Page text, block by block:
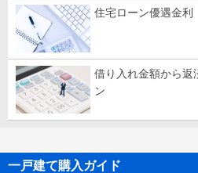
住宅ローン優遇金利
借り入れ金額から返
ン
一戸建て購入ガイド